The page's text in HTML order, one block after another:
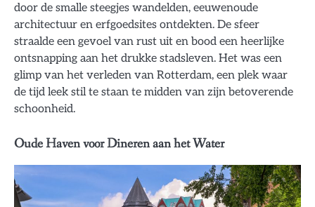
door de smalle steegjes wandelden, eeuwenoude
architectuur en erfgoedsites ontdekten. De sfeer
straalde een gevoel van rust uit en bood een heerlijke
ontsnapping aan het drukke stadsleven. Het was een
glimp van het verleden van Rotterdam, een plek waar
de tijd leek stil te staan te midden van zijn betoverende
schoonheid.
Oude Haven voor Dineren aan het Water